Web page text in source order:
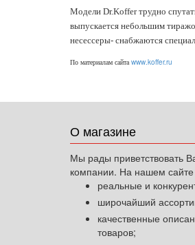
Модели Dr.Koffer трудно
выпускается небольшим
несессеры- снабжаются
По материалам сайта www.koffer.ru
О магазине
Мы рады приветствовать
компании. На нашем
реальные и
широчайший
качественные
товаров;